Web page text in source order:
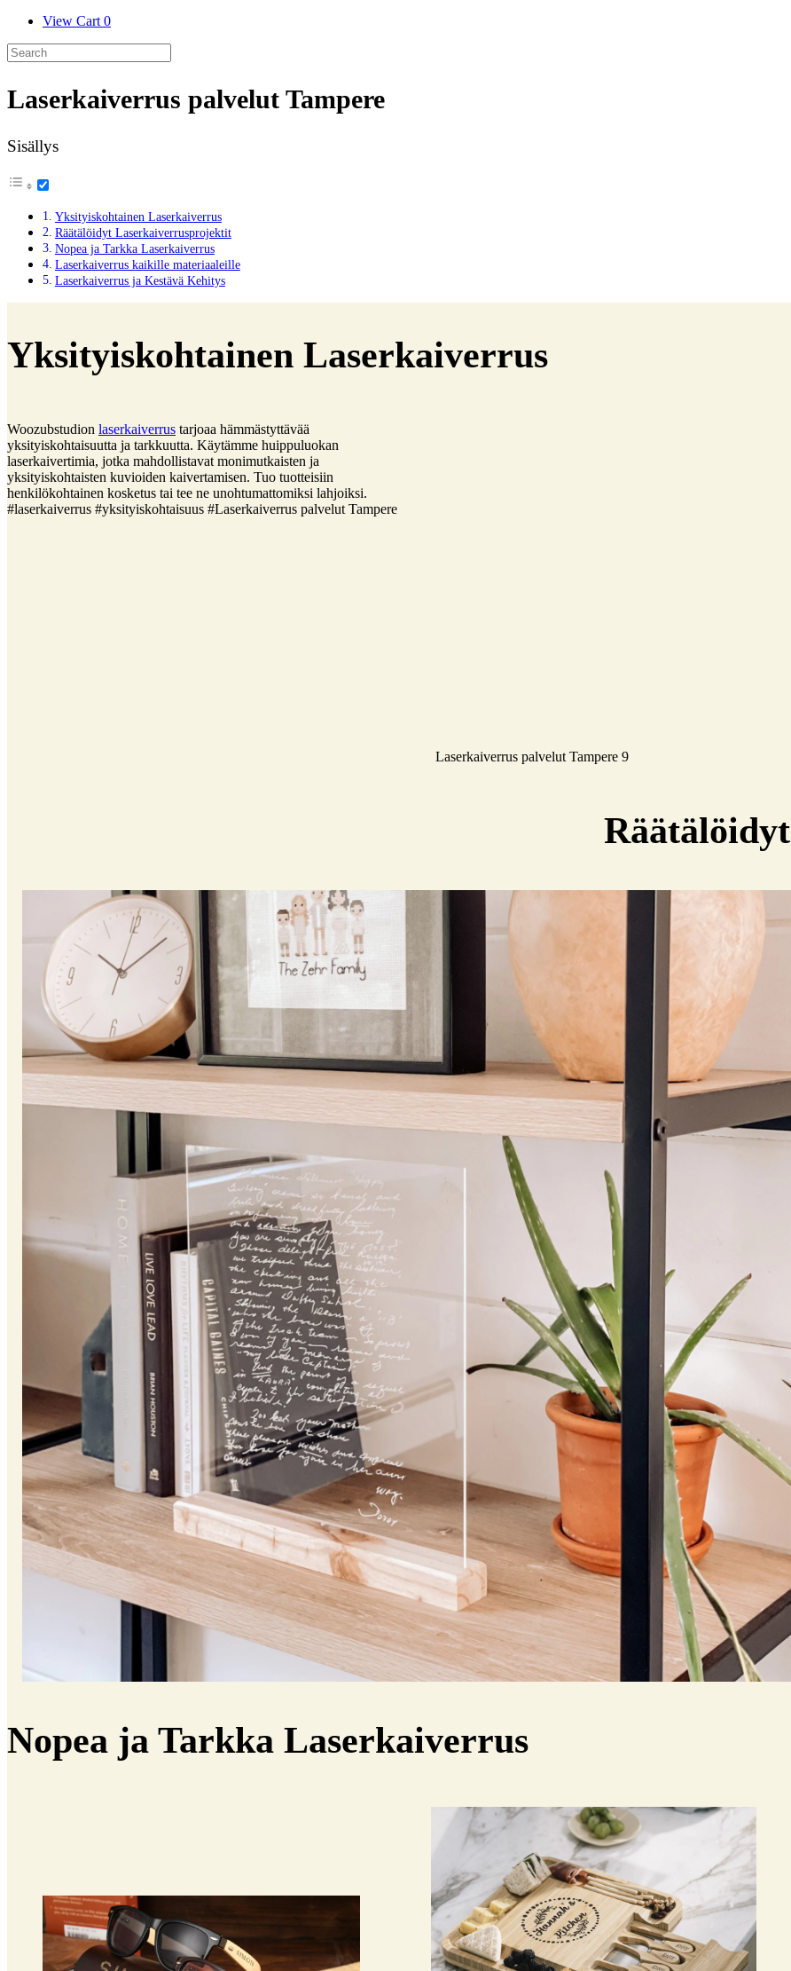
View
cart
View Cart 0
Search
for:
Laserkaiverrus palvelut Tampere
Sisällys
Yksityiskohtainen Laserkaiverrus
Räätälöidyt Laserkaiverrusprojektit
Nopea ja Tarkka Laserkaiverrus
Laserkaiverrus kaikille materiaaleille
Laserkaiverrus ja Kestävä Kehitys
Yksityiskohtainen Laserkaiverrus
Woozubstudion laserkaiverrus tarjoaa hämmästyttävää
yksityiskohtaisuutta ja tarkkuutta. Käytämme huippuluokan
laserkaivertimia, jotka mahdollistavat monimutkaisten ja
yksityiskohtaisten kuvioiden kaivertamisen. Tuo tuotteisiin
henkilökohtainen kosketus tai tee ne unohtumattomiksi lahjoiksi.
#laserkaiverrus #yksityiskohtaisuus #Laserkaiverrus palvelut Tampere
Laserkaiverrus palvelut Tampere 9
Nopea ja Tarkka Laserkaiverrus